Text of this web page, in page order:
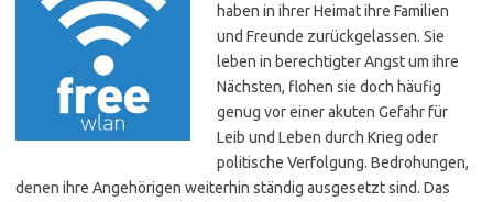
haben in ihrer Heimat ihre Familien
und Freunde zurückgelassen. Sie
leben in berechtigter Angst um ihre
Nächsten, flohen sie doch häufig
genug vor einer akuten Gefahr für
Leib und Leben durch Krieg oder
politische Verfolgung. Bedrohungen,
denen ihre Angehörigen weiterhin ständig ausgesetzt sind. Das